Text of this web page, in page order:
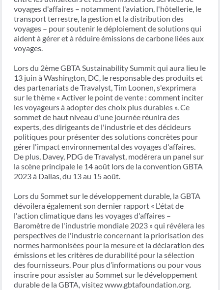
voyages d'affaires – notamment l'aviation, l'hôtellerie, le
transport terrestre, la gestion et la distribution des
voyages – pour soutenir le déploiement de solutions qui
aident à gérer et à réduire émissions de carbone liées aux
voyages.
Lors du 2ème GBTA Sustainability Summit qui aura lieu le
13 juin à Washington, DC, le responsable des produits et
des partenariats de Travalyst, Tim Loonen, s'exprimera
sur le thème « Activer le point de vente : comment inciter
les voyageurs à adopter des choix plus durables ». Ce
sommet de haut niveau d'une journée réunira des
experts, des dirigeants de l'industrie et des décideurs
politiques pour présenter des solutions concrètes pour
gérer l'impact environnemental des voyages d'affaires.
De plus, Davey, PDG de Travalyst, modérera un panel sur
la scène principale le 14 août lors de la convention GBTA
2023 à Dallas, du 13 au 15 août.
Lors du Sommet sur le développement durable, la GBTA
dévoilera également son dernier rapport « L'état de
l'action climatique dans les voyages d'affaires –
Baromètre de l'industrie mondiale 2023 » qui révélera les
perspectives de l'industrie concernant la priorisation des
normes harmonisées pour la mesure et la déclaration des
émissions et les critères de durabilité pour la sélection
des fournisseurs. Pour plus d’informations ou pour vous
inscrire pour assister au Sommet sur le développement
durable de la GBTA, visitez www.gbtafoundation.org.